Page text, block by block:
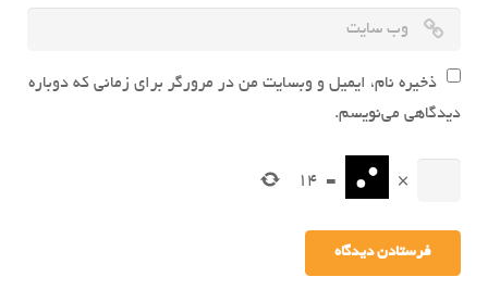
ذخیره نام، ایمیل و وبسایت من در مرورگر برای زمانی که دوباره
دیدگاهی می‌نویسم.
×
=
14